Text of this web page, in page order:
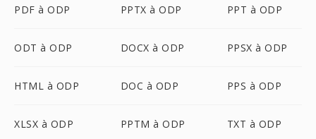
PDF à ODP PPTX à ODP PPT à ODP
ODT à ODP DOCX à ODP PPSX à ODP
HTML à ODP DOC à ODP PPS à ODP
XLSX à ODP PPTM à ODP TXT à ODP